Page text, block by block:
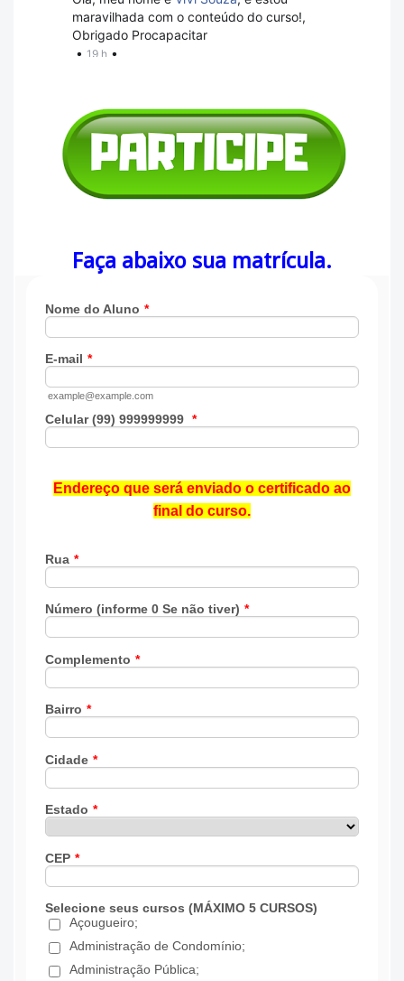
Faça abaixo sua matrícula.